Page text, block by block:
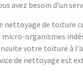
avez besoin d’un
nettoyage de toiture
organismes
votre toiture à
de nettoyage est